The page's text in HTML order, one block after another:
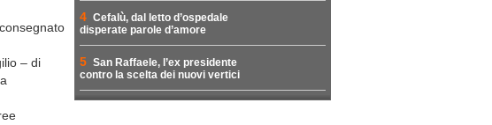
– di
4 Cefalù, dal letto d’ospedale
disperate parole d’amore
5 San Raffaele, l’ex presidente
contro la scelta dei nuovi vertici